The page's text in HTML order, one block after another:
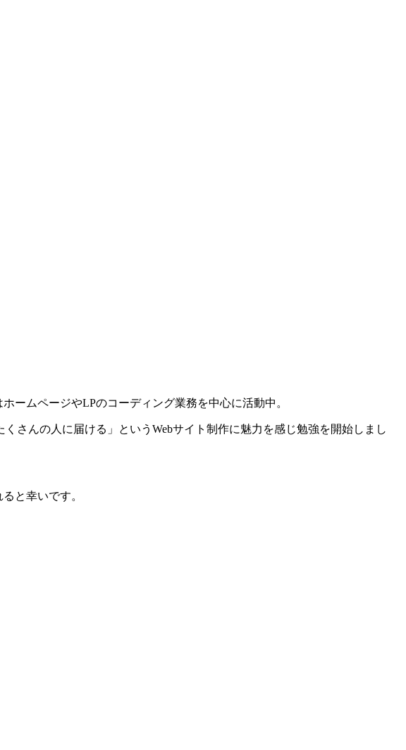
ームページやLPのコーディング業務を中心に活動中。
さんの人に届ける」というWebサイト制作に魅力を感じ勉強を開始しまし
と幸いです。